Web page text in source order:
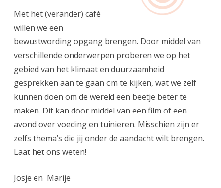
Met het (verander) café
willen we een
bewustwording opgang brengen. Door middel van
verschillende onderwerpen proberen we op het
gebied van het klimaat en duurzaamheid
gesprekken aan te gaan om te kijken, wat we zelf
kunnen doen om de wereld een beetje beter te
maken. Dit kan door middel van een film of een
avond over voeding en tuinieren. Misschien zijn er
zelfs thema’s die jij onder de aandacht wilt brengen.
Laat het ons weten!
Josje en Marije